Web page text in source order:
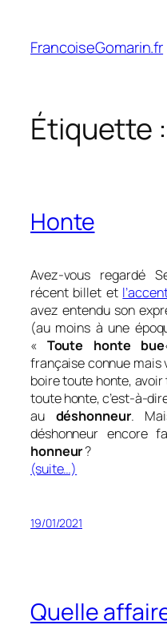
contenu
FrancoiseGomarin.fr
Étiquette :
Honte
Avez-vous regardé
récent billet et
avez entendu son
(au moins à une
« Toute honte bue
française connue mais
boire toute honte,
toute honte,c’est-à-
au déshonneur.
déshonneur encore
honneur?
(suite…)
19/01/2021
Quelle